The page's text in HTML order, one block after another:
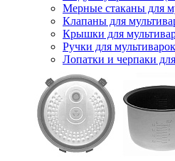
Мерные стаканы для
Клапаны для
Крышки для
Ручки для мультиварок
Лопатки и черпаки